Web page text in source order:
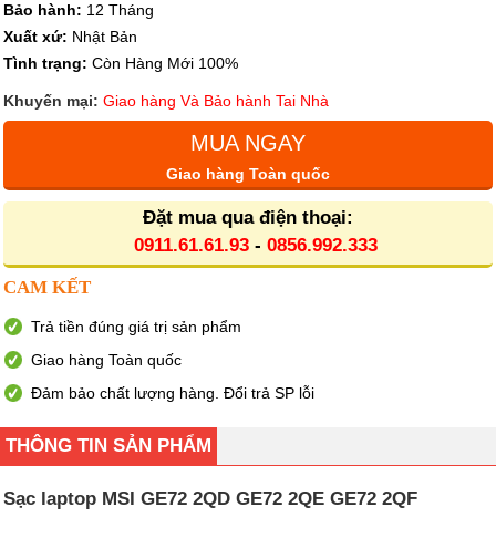
Bảo hành: 12 Tháng
Xuất xứ: Nhật Bản
Tình trạng: Còn Hàng Mới 100%
Khuyến mại: Giao hàng Và Bảo hành Tai Nhà
MUA NGAY
Giao hàng Toàn quốc
Đặt mua qua điện thoại:
0911.61.61.93- 0856.992.333
CAM KẾT
Trả tiền đúng giá trị sản phẩm
Giao hàng Toàn quốc
Đảm bảo chất lượng hàng. Đổi trả SP lỗi
THÔNG TIN SẢN PHẨM
Sạc laptop MSI GE72 2QD GE72 2QE GE72 2QF